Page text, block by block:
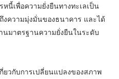
นี้เพื่อความยั่งยืนทางทะเลเป็น
งความมุ่งมั่นของธนาคาร และได้
มาตรฐานความยั่งยืนในระดับ
ยวกับการเปลี่ยนแปลงของสภาพ